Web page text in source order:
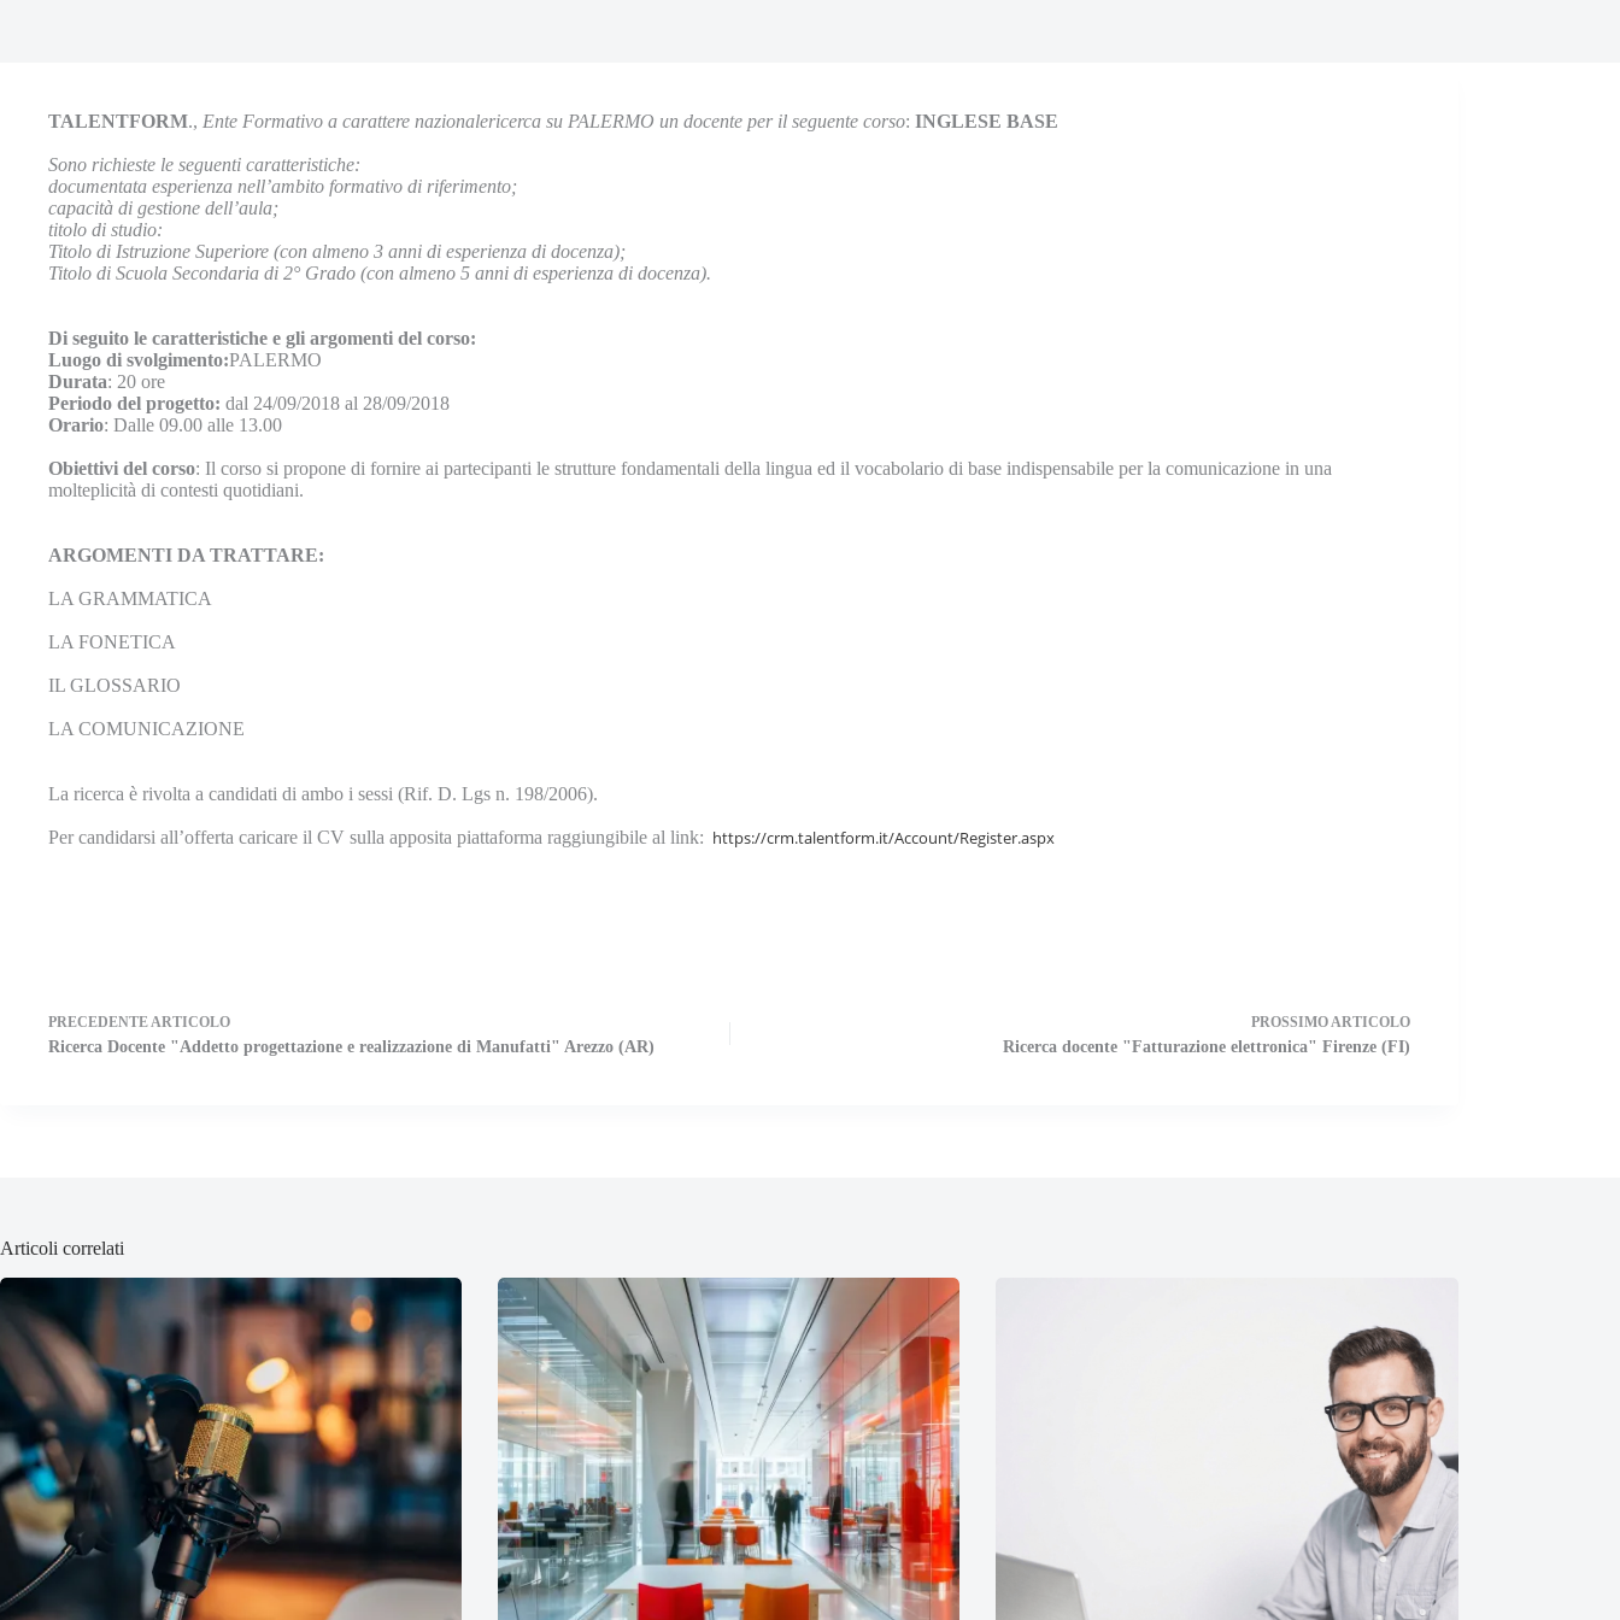
TALENTFORM., Ente Formativo a carattere nazionalericerca su PALERMO un docente per il seguente corso: INGLESE BASE
Sono richieste le seguenti caratteristiche:
documentata esperienza nell’ambito formativo di riferimento;
capacità di gestione dell’aula;
titolo di studio:
Titolo di Istruzione Superiore (con almeno 3 anni di esperienza di docenza);
Titolo di Scuola Secondaria di 2° Grado (con almeno 5 anni di esperienza di docenza).
Di seguito le caratteristiche e gli argomenti del corso:
Luogo di svolgimento:PALERMO
Durata: 20 ore
Periodo del progetto: dal 24/09/2018 al 28/09/2018
Orario: Dalle 09.00 alle 13.00
Obiettivi del corso: Il corso si propone di fornire ai partecipanti le strutture fondamentali della lingua ed il vocabolario di base indispensabile per la comunicazione in una
molteplicità di contesti quotidiani.
ARGOMENTI DA TRATTARE:
LA GRAMMATICA
LA FONETICA
IL GLOSSARIO
LA COMUNICAZIONE
La ricerca è rivolta a candidati di ambo i sessi (Rif. D. Lgs n. 198/2006).
Per candidarsi all’offerta caricare il CV sulla apposita piattaforma raggiungibile al link: https://crm.talentform.it/Account/Register.aspx
PRECEDENTEARTICOLO
Ricerca Docente "Addetto progettazione e realizzazione di Manufatti" Arezzo (AR)
PROSSIMOARTICOLO
Ricerca docente "Fatturazione elettronica" Firenze (FI)
Articoli correlati